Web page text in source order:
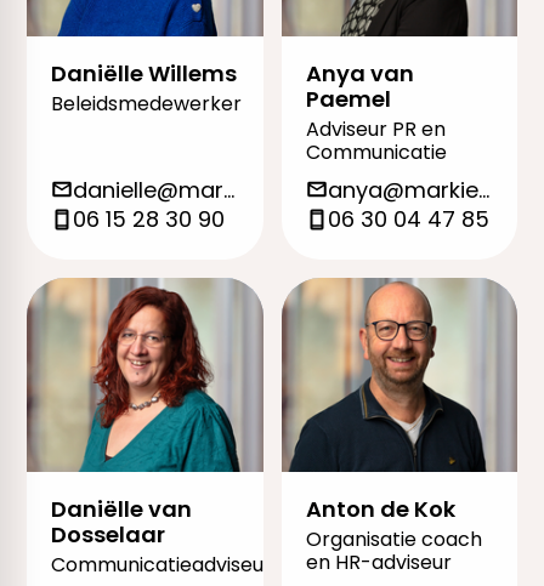
Daniëlle Willems
Beleidsmedewerker
danielle@markieza.org
06 15 28 30 90
Anya van
Paemel
Adviseur PR en
Communicatie
anya@markieza.org
06 30 04 47 85
Daniëlle van
Dosselaar
Communicatieadviseur
Anton de Kok
Organisatie coach
en HR-adviseur